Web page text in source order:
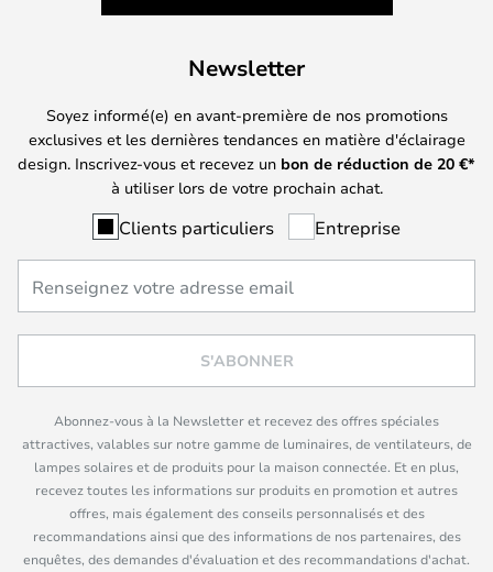
Newsletter
Soyez informé(e) en avant-première de nos promotions
exclusives et les dernières tendances en matière d'éclairage
design. Inscrivez-vous et recevez un bon de réduction de 20 €*
à utiliser lors de votre prochain achat.
Clients particuliers Entreprise
S'ABONNER
Abonnez-vous à la Newsletter et recevez des offres spéciales
attractives, valables sur notre gamme de luminaires, de ventilateurs, de
lampes solaires et de produits pour la maison connectée. Et en plus,
recevez toutes les informations sur produits en promotion et autres
offres, mais également des conseils personnalisés et des
recommandations ainsi que des informations de nos partenaires, des
enquêtes, des demandes d'évaluation et des recommandations d'achat.